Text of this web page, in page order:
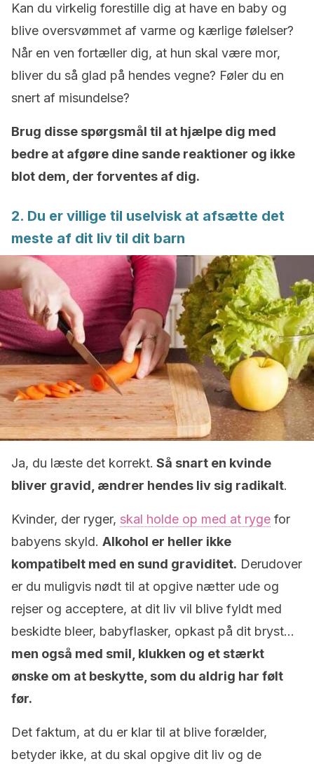
Kan du virkelig forestille dig at have en baby og
blive oversvømmet af varme og kærlige følelser?
Når en ven fortæller dig, at hun skal være mor,
bliver du så glad på hendes vegne? Føler du en
snert af misundelse?
Brug disse spørgsmål til at hjælpe dig med
bedre at afgøre dine sande reaktioner og ikke
blot dem, der forventes af dig.
2. Du er villige til uselvisk at afsætte det
meste af dit liv til dit barn
Ja, du læste det korrekt. Så snart en kvinde
bliver gravid, ændrer hendes liv sig radikalt.
Kvinder, der ryger, skal holde op med at ryge for
babyens skyld. Alkohol er heller ikke
kompatibelt med en sund graviditet. Derudover
er du muligvis nødt til at opgive nætter ude og
rejser og acceptere, at dit liv vil blive fyldt med
beskidte bleer, babyflasker, opkast på dit bryst…
men også med smil, klukken og et stærkt
ønske om at beskytte, som du aldrig har følt
før.
Det faktum, at du er klar til at blive forælder,
betyder ikke, at du skal opgive dit liv og de